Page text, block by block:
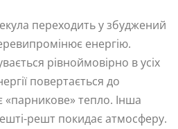
переходить у збуджений
енергію.
рівноймовірно в усіх
повертається до
«парникове» тепло. Інша
решт покидає атмосферу.